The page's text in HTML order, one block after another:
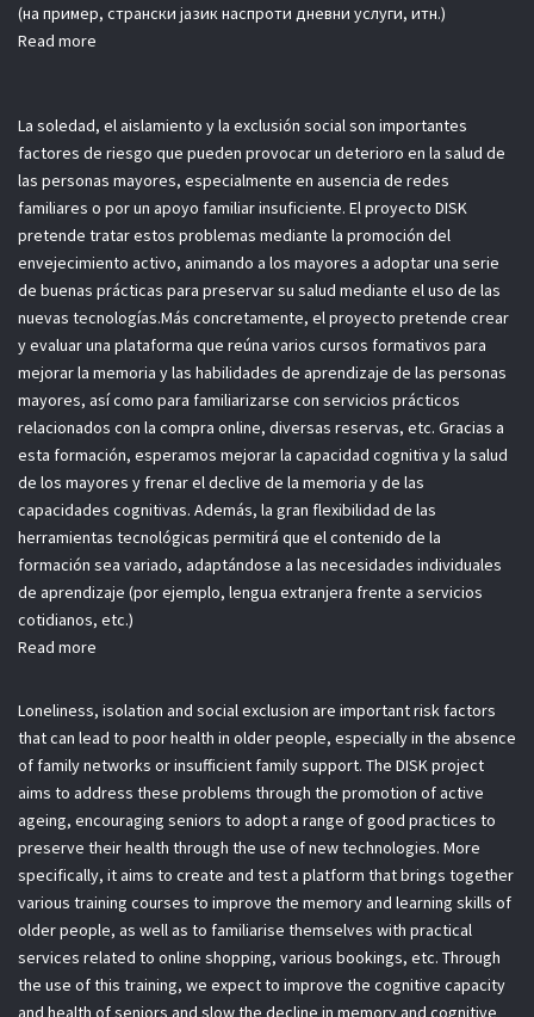
(на пример, странски јазик наспроти дневни услуги, итн.)
Read more
La soledad, el aislamiento y la exclusión social son importantes
factores de riesgo que pueden provocar un deterioro en la salud de
las personas mayores, especialmente en ausencia de redes
familiares o por un apoyo familiar insuficiente. El proyecto DISK
pretende tratar estos problemas mediante la promoción del
envejecimiento activo, animando a los mayores a adoptar una serie
de buenas prácticas para preservar su salud mediante el uso de las
nuevas tecnologías.Más concretamente, el proyecto pretende crear
y evaluar una plataforma que reúna varios cursos formativos para
mejorar la memoria y las habilidades de aprendizaje de las personas
mayores, así como para familiarizarse con servicios prácticos
relacionados con la compra online, diversas reservas, etc. Gracias a
esta formación, esperamos mejorar la capacidad cognitiva y la salud
de los mayores y frenar el declive de la memoria y de las
capacidades cognitivas. Además, la gran flexibilidad de las
herramientas tecnológicas permitirá que el contenido de la
formación sea variado, adaptándose a las necesidades individuales
de aprendizaje (por ejemplo, lengua extranjera frente a servicios
cotidianos, etc.)
Read more
Loneliness, isolation and social exclusion are important risk factors
that can lead to poor health in older people, especially in the absence
of family networks or insufficient family support. The DISK project
aims to address these problems through the promotion of active
ageing, encouraging seniors to adopt a range of good practices to
preserve their health through the use of new technologies. More
specifically, it aims to create and test a platform that brings together
various training courses to improve the memory and learning skills of
older people, as well as to familiarise themselves with practical
services related to online shopping, various bookings, etc. Through
the use of this training, we expect to improve the cognitive capacity
and health of seniors and slow the decline in memory and cognitive